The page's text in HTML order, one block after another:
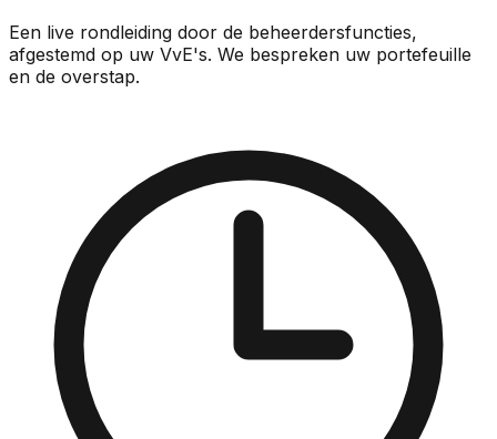
Een live rondleiding door de beheerdersfuncties,
afgestemd op uw VvE's. We bespreken uw portefeuille
en de overstap.